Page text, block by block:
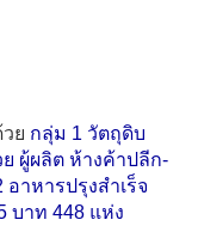
ย กลุ่ม 1 วัตถุดิบ
ย ผู้ผลิต ห้างค้าปลีก-
าหารปรุงสำเร็จ
บาท 448 แห่ง